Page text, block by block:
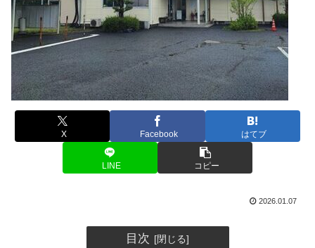
X Facebook はてブ
LINE コピー
2026.01.07
目次